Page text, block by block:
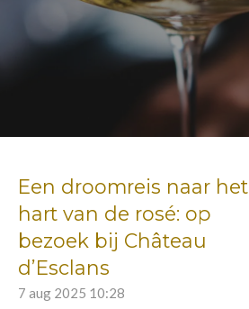
Een droomreis naar het
hart van de rosé: op
bezoek bij Château
d’Esclans
7 aug 2025 10:28